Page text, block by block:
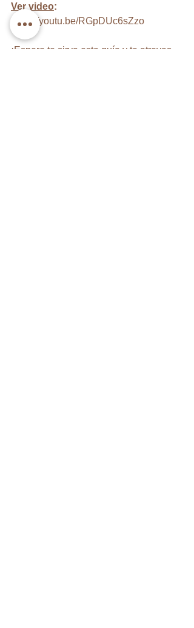
Ver video:
https://youtu.be/RGpDUc6sZzo
¡Espero te sirva esta guía y te atrevas